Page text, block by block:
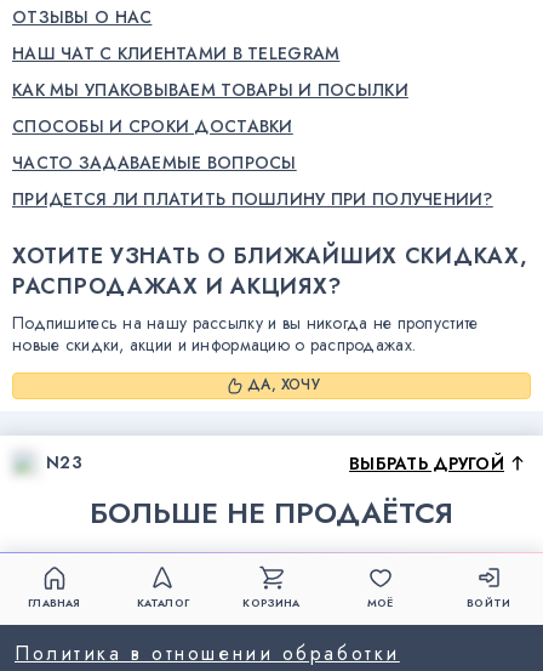
ОТЗЫВЫ О НАС
НАШ ЧАТ С КЛИЕНТАМИ В TELEGRAM
КАК МЫ УПАКОВЫВАЕМ ТОВАРЫ И ПОСЫЛКИ
СПОСОБЫ И СРОКИ ДОСТАВКИ
ЧАСТО ЗАДАВАЕМЫЕ ВОПРОСЫ
ПРИДЕТСЯ ЛИ ПЛАТИТЬ ПОШЛИНУ ПРИ ПОЛУЧЕНИИ?
ХОТИТЕ УЗНАТЬ О БЛИЖАЙШИХ СКИДКАХ,
РАСПРОДАЖАХ И АКЦИЯХ?
Подпишитесь на нашу рассылку и вы никогда не пропустите
новые скидки, акции и информацию о распродажах.
ДА, ХОЧУ
N23 ВЫБРАТЬ ДРУГОЙ
БОЛЬШЕ НЕ ПРОДАЁТСЯ
ГЛАВНАЯ КАТАЛОГ КОРЗИНА МОЁ ВОЙТИ
Политика в отношении обработки